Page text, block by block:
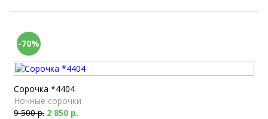
-70%
Сорочка *4404
Ночные сорочки
9 500 р. 2 850 р.